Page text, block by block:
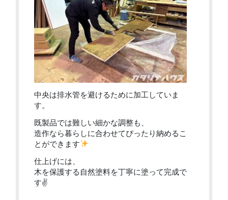
中央は排水管を避けるために加工していま
す。
既製品では難しい細かな調整も、
造作なら暮らしに合わせてぴったり納めるこ
とができます
仕上げには、
木を保護する自然塗料を丁寧に塗って完成で
す✌